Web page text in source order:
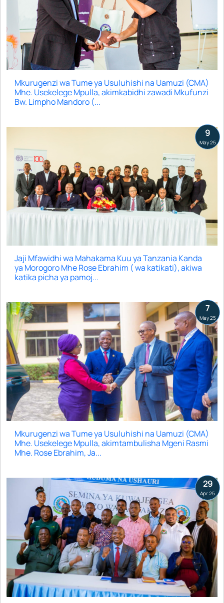
Mkurugenzi wa Tume ya Usuluhishi na Uamuzi (CMA)
Mhe. Usekelege Mpulla, akimkabidhi zawadi Mkufunzi
Bw. Limpho Mandoro (...
9
May 25
Jaji Mfawidhi wa Mahakama Kuu ya Tanzania Kanda
ya Morogoro Mhe Rose Ebrahim ( wa katikati), akiwa
katika picha ya pamoj...
7
May 25
Mkurugenzi wa Tume ya Usuluhishi na Uamuzi (CMA)
Mhe. Usekelege Mpulla, akimtambulisha Mgeni Rasmi
Mhe. Rose Ebrahim, Ja...
29
Apr 25